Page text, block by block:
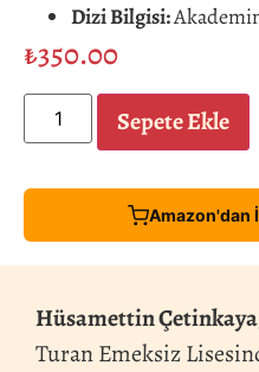
Dizi Bilgisi:
₺350.00
Sepete Ekle
Amazon'dan
Hüsamettin
Turan Emeksiz